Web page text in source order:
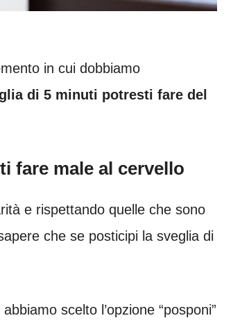
in cui dobbiamo
di 5 minuti potresti fare del
fare male al cervello
e rispettando quelle che sono
che se posticipi la sveglia di
scelto l’opzione “posponi”